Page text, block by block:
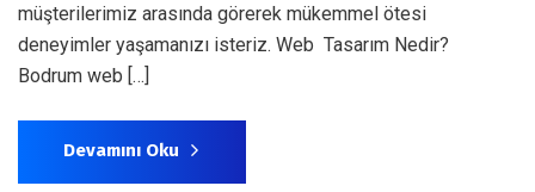
müşterilerimiz arasında görerek mükemmel ötesi
deneyimler yaşamanızı isteriz. Web Tasarım Nedir?
Bodrum web […]
Devamını Oku